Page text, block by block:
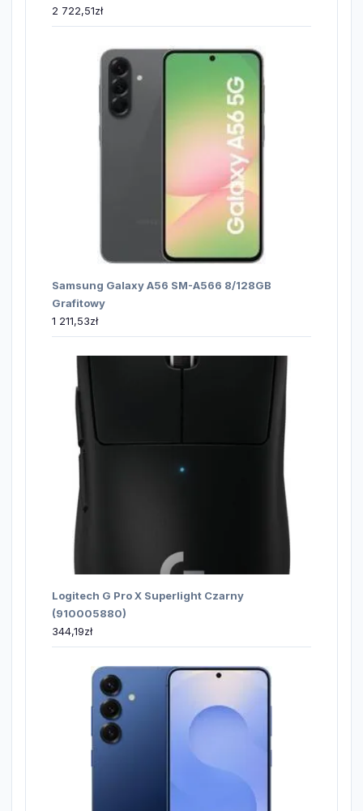
2 722,51zł
Samsung Galaxy A56 SM-A566 8/128GB
Grafitowy
1 211,53zł
Logitech G Pro X Superlight Czarny
(910005880)
344,19zł